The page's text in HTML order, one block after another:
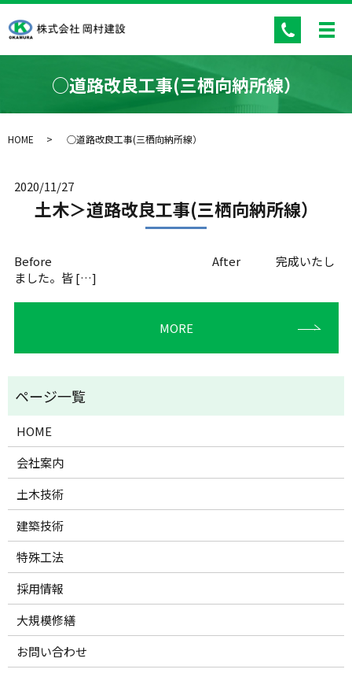
○道路改良工事(三栖向納所線）
HOME ○道路改良工事(三栖向納所線）
2020/11/27
土木＞道路改良工事(三栖向納所線）
Before After 完成いたし
ました。皆 […]
MORE
HOME
会社案内
土木技術
建築技術
特殊工法
採用情報
大規模修繕
お問い合わせ